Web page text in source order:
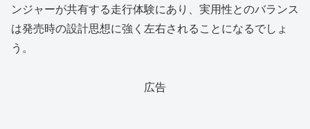
ンジャーが共有する走行体験にあり、実用性とのバランス
は発売時の設計思想に強く左右されることになるでしょ
う。
広告